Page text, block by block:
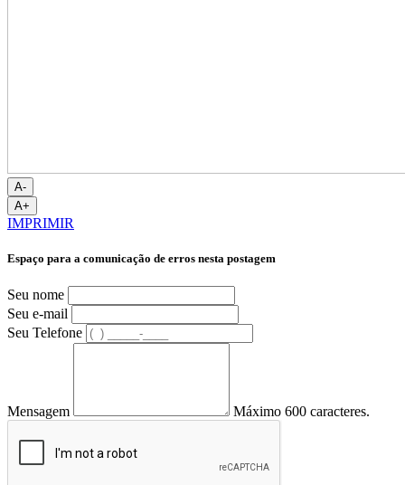
A-
A+
IMPRIMIR
Espaço para a comunicação de erros nesta postagem
Seu nome
Seu e-mail
Seu Telefone
Mensagem Máximo 600 caracteres.